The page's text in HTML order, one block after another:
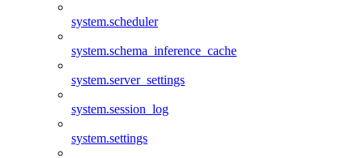
system.scheduler
system.schema_inference_cache
system.server_settings
system.session_log
system.settings